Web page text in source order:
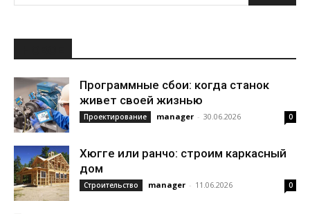
Программные сбои: когда станок
живет своей жизнью
Проектирование manager - 30.06.2026 0
Хюгге или ранчо: строим каркасный
дом
Строительство manager - 11.06.2026 0